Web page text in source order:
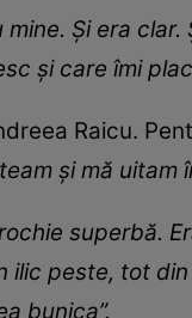
Și era
și care îmi plac
Raicu.
și mă uitam
superbă.
peste, tot
bunica”.